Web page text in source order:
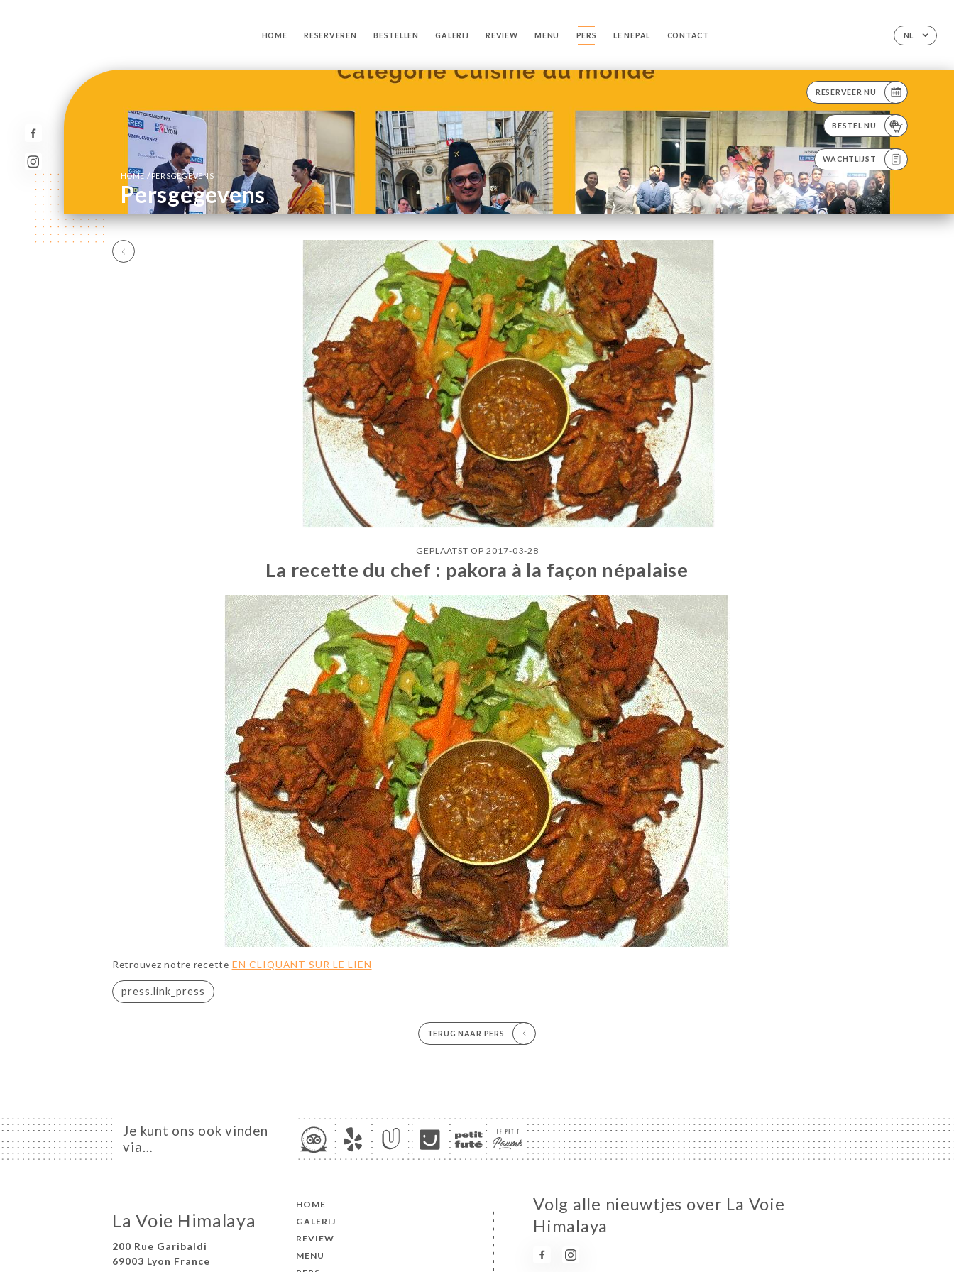
NL
HOME RESERVEREN BESTELLEN GALERIJ REVIEW MENU PERS LE NEPAL CONTACT
RESERVEER NU
BESTEL NU
WACHTLIJST
HOME / PERSGEGEVENS
Persgegevens
GEPLAATST OP 2017-03-28
La recette du chef : pakora à la façon népalaise
Retrouvez notre recette EN CLIQUANT SUR LE LIEN
press.link_press
TERUG NAAR PERS
Je kunt ons ook vinden
via…
La Voie Himalaya
200 Rue Garibaldi
69003 Lyon France
HOME
GALERIJ
REVIEW
MENU
Volg alle nieuwtjes over La Voie
Himalaya